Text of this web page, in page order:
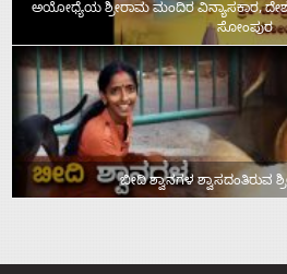
ಅಯೋಧ್ಯೆಯ ಶ್ರೀರಾಮ ಮಂದಿರ ವಿನ್ಯಾಸಕಾರ,
ಸೋಂಪುರ
ಬೀದಿ ಶ್ವಾನಗಳ ಶ್ವಾಸದಂತಿರುವ